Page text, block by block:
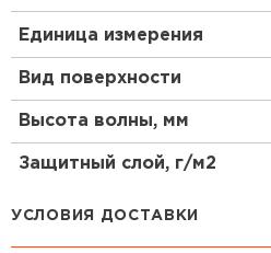
Единица измерения
Вид поверхности
Высота волны, мм
Защитный слой, г/м2
УСЛОВИЯ ДОСТАВКИ